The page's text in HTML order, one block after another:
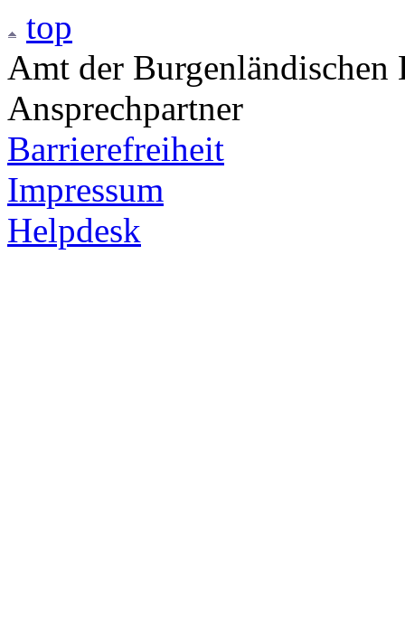
top
Amt der
Ansprechpartner
Barrierefreiheit
Impressum
Helpdesk